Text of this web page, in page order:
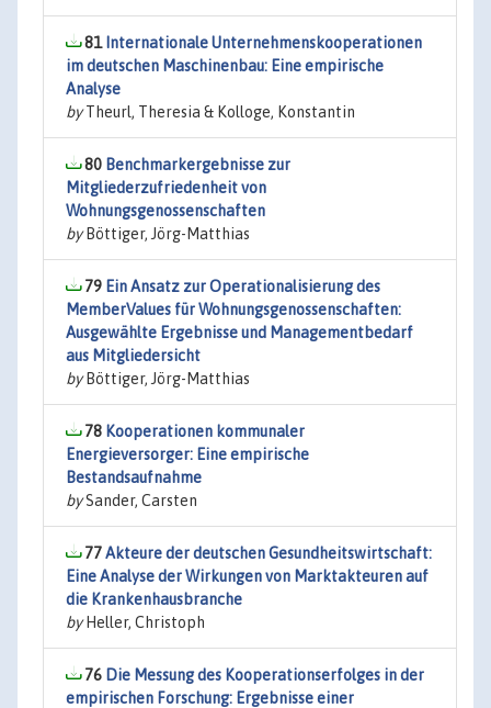
81 Internationale Unternehmenskooperationen
im deutschen Maschinenbau: Eine empirische
Analyse
byTheurl, Theresia & Kolloge, Konstantin
80 Benchmarkergebnisse zur
Mitgliederzufriedenheit von
Wohnungsgenossenschaften
byBöttiger, Jörg-Matthias
79 Ein Ansatz zur Operationalisierung des
MemberValues für Wohnungsgenossenschaften:
Ausgewählte Ergebnisse und Managementbedarf
aus Mitgliedersicht
byBöttiger, Jörg-Matthias
78 Kooperationen kommunaler
Energieversorger: Eine empirische
Bestandsaufnahme
bySander, Carsten
77Akteure der deutschen Gesundheitswirtschaft:
Eine Analyse der Wirkungen von Marktakteuren auf
die Krankenhausbranche
byHeller, Christoph
76 Die Messung des Kooperationserfolges in der
empirischen Forschung: Ergebnisse einer